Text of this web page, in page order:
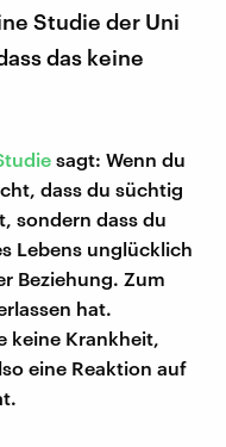
Studie der Uni
das keine
sagt: Wenn du
dass du süchtig
sondern dass du
Lebens unglücklich
Beziehung. Zum
hat.
keine Krankheit,
eine Reaktion auf